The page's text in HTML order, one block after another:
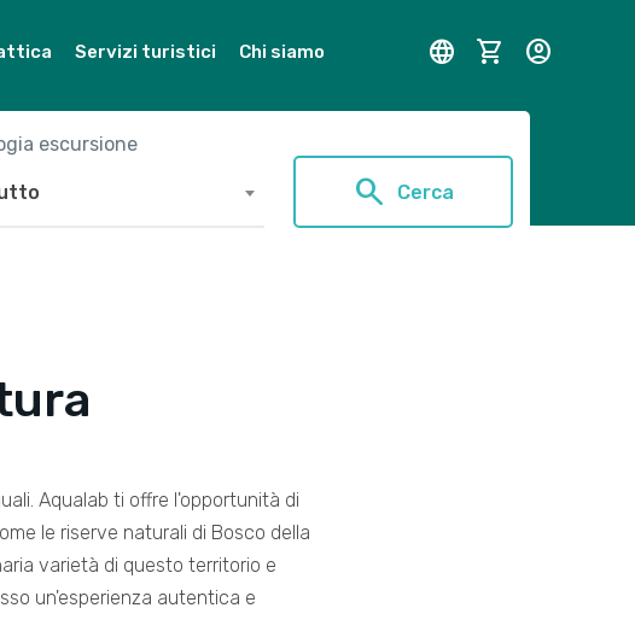
Servizi turistici Chi siamo language shopping_cart account_circle
escursione
search Cerca
Aqualab ti offre l'opportunità di
le riserve naturali di Bosco della
varietà di questo territorio e
un'esperienza autentica e